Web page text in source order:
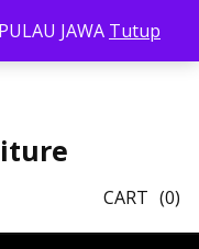
JAWA Tutup
CART (0)